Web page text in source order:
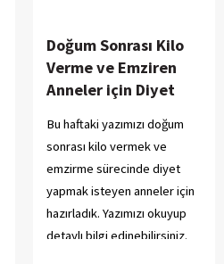
Doğum Sonrası Kilo
Verme ve Emziren
Anneler için Diyet
Bu haftaki yazımızı doğum
sonrası kilo vermek ve
emzirme sürecinde diyet
yapmak isteyen anneler için
hazırladık. Yazımızı okuyup
detaylı bilgi edinebilirsiniz.